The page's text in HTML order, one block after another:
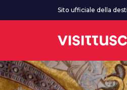
Vai al contenuto principale
Sito ufficiale della